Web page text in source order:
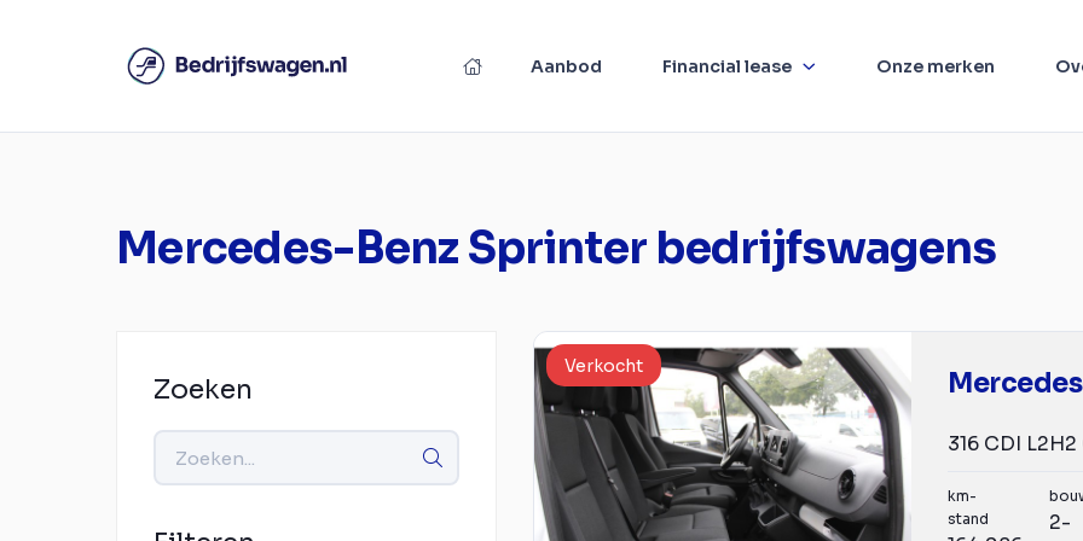
Aanbod Financial lease Onze merken
Mercedes-Benz Sprinter bedrijfswagens
Zoeken
Verkocht
km-
stand
2-